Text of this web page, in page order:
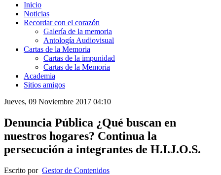
Inicio
Noticias
Recordar con el corazón
Galería de la memoria
Antología Audiovisual
Cartas de la Memoria
Cartas de la impunidad
Cartas de la Memoria
Academia
Sitios amigos
Jueves, 09 Noviembre 2017 04:10
Denuncia Pública ¿Qué buscan en
nuestros hogares? Continua la
persecución a integrantes de H.I.J.O.S.
Escrito por Gestor de Contenidos